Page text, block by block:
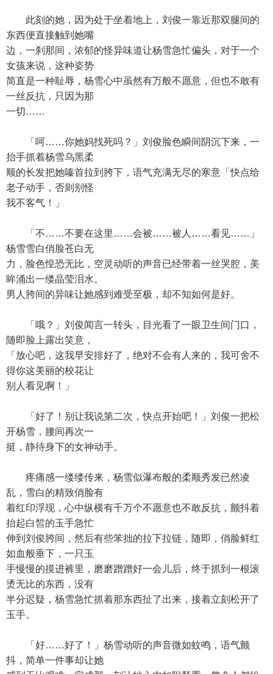
此刻的她，因为处于坐着地上，刘俊一靠近那双腿间的
东西便直接触到她嘴
边，一刹那间，浓郁的怪异味道让杨雪急忙偏头，对于一个
女孩来说，这种姿势
简直是一种耻辱，杨雪心中虽然有万般不愿意，但也不敢有
一丝反抗，只因为那
一切……
「呵……你她妈找死吗？」刘俊脸色瞬间阴沉下来，一
抬手抓着杨雪乌黑柔
顺的长发把她嗪首拉到胯下，语气充满无尽的寒意「快点给
老子动手，否则别怪
我不客气！」
「不……不要在这里……会被……被人……看见……」
杨雪雪白俏脸苍白无
力，脸色惶恐无比，空灵动听的声音已经带着一丝哭腔，美
眸涌出一缕晶莹泪水。
男人胯间的异味让她感到难受至极，却不知如何是好。
「哦？」刘俊闻言一转头，目光看了一眼卫生间门口，
随即脸上露出笑意，
「放心吧，这我早安排好了，绝对不会有人来的，我可舍不
得你这美丽的校花让
别人看见啊！」
「好了！别让我说第二次，快点开始吧！」刘俊一把松
开杨雪，腰间再次一
挺，静待身下的女神动手。
疼痛感一缕缕传来，杨雪似瀑布般的柔顺秀发已然凌
乱，雪白的精致俏脸有
着红印浮现，心中纵横有千万个不愿意也不敢反抗，颤抖着
抬起白皙的玉手急忙
伸到刘俊胯间，然后有些笨拙的拉下拉链，随即，俏脸鲜红
如血般垂下，一只玉
手慢慢的摸进裤里，磨磨蹭蹭好一会儿后，终于抓到一根滚
烫无比的东西，没有
半分迟疑，杨雪急忙抓着那东西扯了出来，接着立刻松开了
玉手。
「好……好了！」杨雪动听的声音微如蚊鸣，语气颤
抖，简单一件事却让她